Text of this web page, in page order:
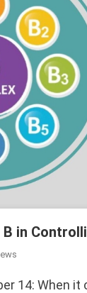
in
14: When